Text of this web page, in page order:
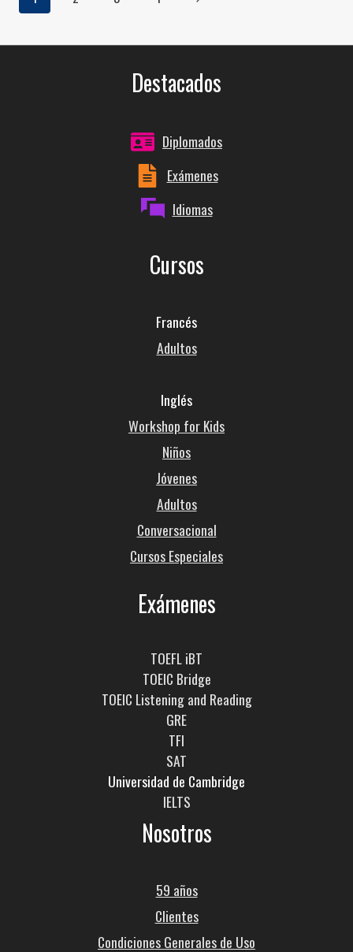
de
Destacados
Diplomados
Exámenes
Idiomas
Cursos
Francés
Adultos
Inglés
Workshop for Kids
Niños
Jóvenes
Adultos
Conversacional
Cursos Especiales
Exámenes
TOEFL iBT
TOEIC Bridge
TOEIC Listening and Reading
GRE
TFI
SAT
Universidad de Cambridge
IELTS
Nosotros
59 años
Clientes
Condiciones Generales de Uso